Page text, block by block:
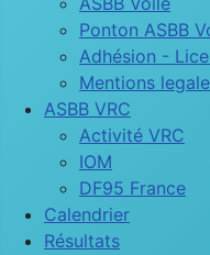
Ponton ASBB
Adhésion -
Mentions
ASBB VRC
Activité VRC
IOM
DF95 France
Calendrier
Résultats